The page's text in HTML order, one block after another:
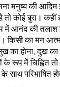
मनुष्य की आदिम
तो कोई बुरा। कहीं
में आनंद की तलाश
किसी का मन
का होना, दुख का
के रूप में चिह्नित
साथ परिभाषित